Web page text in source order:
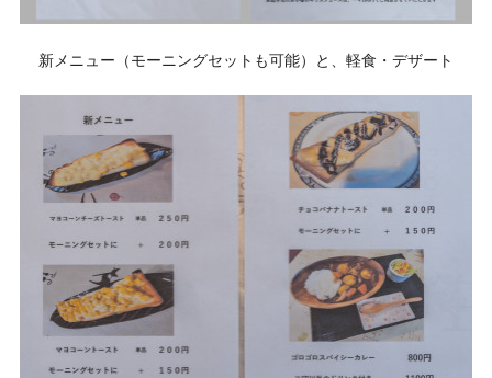
新メニュー（モーニングセットも可能）と、軽食・デザート